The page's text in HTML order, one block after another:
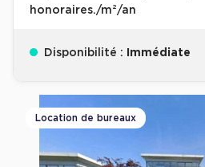
honoraires./m²/an
Disponibilité : Immédiate
Location de bureaux